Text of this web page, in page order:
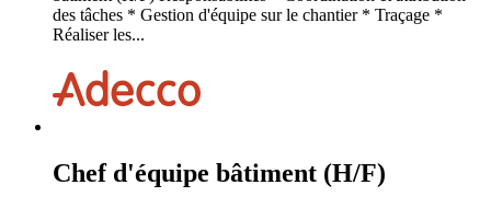
des tâches * Gestion d'équipe sur le chantier * Traçage *
Réaliser les...
Chef d'équipe bâtiment (H/F)